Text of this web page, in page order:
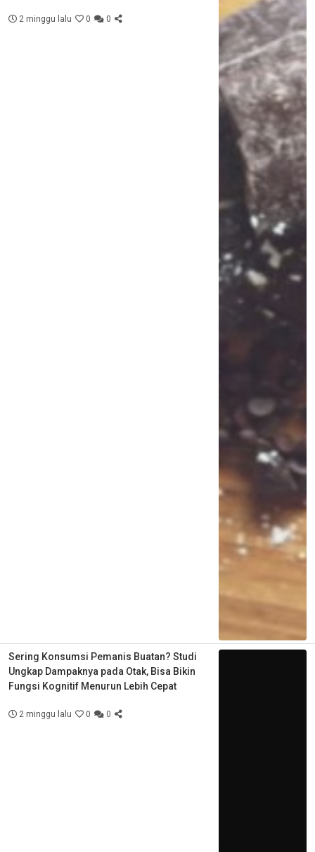
2 minggu lalu 0 0
Sering Konsumsi Pemanis Buatan? Studi
Ungkap Dampaknya pada Otak, Bisa Bikin
Fungsi Kognitif Menurun Lebih Cepat
2 minggu lalu 0 0